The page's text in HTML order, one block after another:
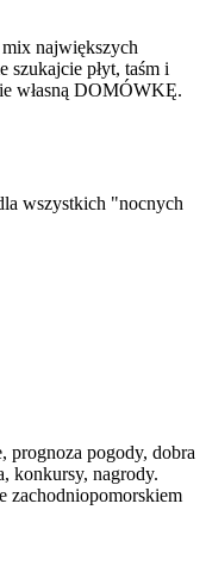
największych
szukajcie płyt, taśm i
własną DOMÓWKĘ.
wszystkich "nocnych
prognoza pogody, dobra
konkursy, nagrody.
zachodniopomorskiem